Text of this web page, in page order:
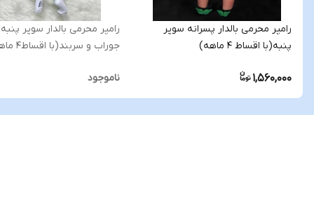
رامپر محرمی بالدار پسرانه سوپر
پنبه(با اقساط ۴ ماهه)
1,560,000
رامپر محرمی بالدار سوپر پنبه
جوراب و سربند(با اقساط۴ ماهه)
ناموجود